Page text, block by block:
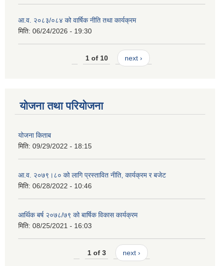
आ.व. २०८३/०८४ को वार्षिक नीति तथा कार्यक्रम
मिति: 06/24/2026 - 19:30
1 of 10 next ›
योजना तथा परियोजना
योजना किताब
मिति: 09/29/2022 - 18:15
आ.व. २०७९।८० को लागि प्रस्तावित नीति, कार्यक्रम र बजेट
मिति: 06/28/2022 - 10:46
आर्थिक बर्ष २०७८/७९ को बार्षिक विकास कार्यक्रम
मिति: 08/25/2021 - 16:03
1 of 3 next ›